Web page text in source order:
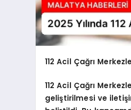
112 Acil Çağrı
112 Acil Çağrı
geliştirilmesi ve